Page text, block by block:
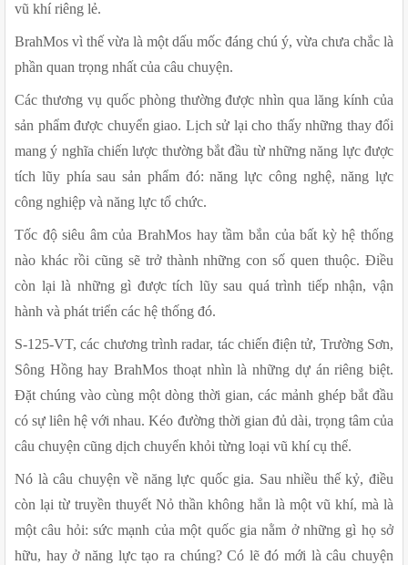
vũ khí riêng lẻ.
BrahMos vì thế vừa là một dấu mốc đáng chú ý, vừa chưa chắc là
phần quan trọng nhất của câu chuyện.
Các thương vụ quốc phòng thường được nhìn qua lăng kính của
sản phẩm được chuyển giao. Lịch sử lại cho thấy những thay đổi
mang ý nghĩa chiến lược thường bắt đầu từ những năng lực được
tích lũy phía sau sản phẩm đó: năng lực công nghệ, năng lực
công nghiệp và năng lực tổ chức.
Tốc độ siêu âm của BrahMos hay tầm bắn của bất kỳ hệ thống
nào khác rồi cũng sẽ trở thành những con số quen thuộc. Điều
còn lại là những gì được tích lũy sau quá trình tiếp nhận, vận
hành và phát triển các hệ thống đó.
S-125-VT, các chương trình radar, tác chiến điện tử, Trường Sơn,
Sông Hồng hay BrahMos thoạt nhìn là những dự án riêng biệt.
Đặt chúng vào cùng một dòng thời gian, các mảnh ghép bắt đầu
có sự liên hệ với nhau. Kéo đường thời gian đủ dài, trọng tâm của
câu chuyện cũng dịch chuyển khỏi từng loại vũ khí cụ thể.
Nó là câu chuyện về năng lực quốc gia. Sau nhiều thế kỷ, điều
còn lại từ truyền thuyết Nỏ thần không hẳn là một vũ khí, mà là
một câu hỏi: sức mạnh của một quốc gia nằm ở những gì họ sở
hữu, hay ở năng lực tạo ra chúng? Có lẽ đó mới là câu chuyện